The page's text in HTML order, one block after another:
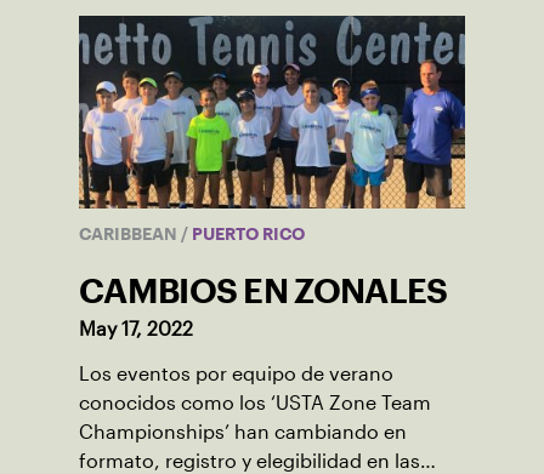
CARIBBEAN / PUERTO RICO
CAMBIOS EN ZONALES
May 17, 2022
Los eventos por equipo de verano
conocidos como los ‘USTA Zone Team
Championships’ han cambiando en
formato, registro y elegibilidad en las